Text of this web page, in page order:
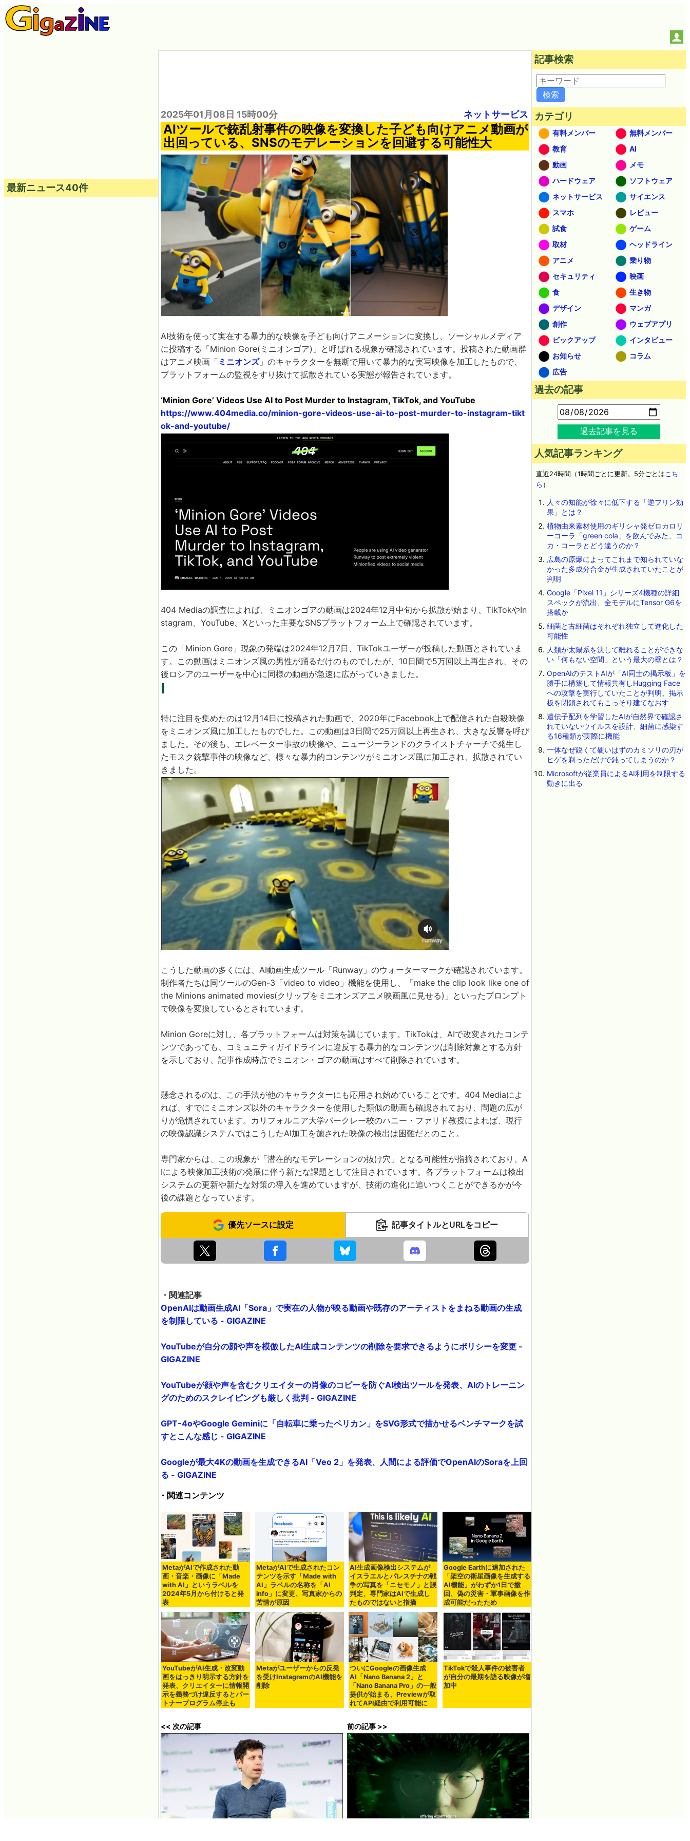
2025年01月08日 15時00分 ネットサービス
AIツールで銃乱射事件の映像を変換した子ども向けアニメ動画が
出回っている、SNSのモデレーションを回避する可能性大
AI技術を使って実在する暴力的な映像を子ども向けアニメーションに変換し、ソーシャルメディア
に投稿する「Minion Gore(ミニオンゴア)」と呼ばれる現象が確認されています。投稿された動画群
はアニメ映画「 ミニオンズ」のキャラクターを無断で用いて暴力的な実写映像を加工したもので、
プラットフォームの監視をすり抜けて拡散されている実態が報告されています。
‘Minion Gore’ Videos Use AI to Post Murder to Instagram, TikTok, and YouTube
https://www.404media.co/minion-gore-videos-use-ai-to-post-murder-to-instagram-tikt
ok-and-youtube/
404 Mediaの調査によれば、ミニオンゴアの動画は2024年12月中旬から拡散が始まり、TikTokやIn
stagram、YouTube、Xといった主要なSNSプラットフォーム上で確認されています。
この「Minion Gore」現象の発端は2024年12月7日、TikTokユーザーが投稿した動画とされていま
す。この動画はミニオンズ風の男性が踊るだけのものでしたが、10日間で5万回以上再生され、その
後ロシアのユーザーを中心に同様の動画が急速に広がっていきました。
特に注目を集めたのは12月14日に投稿された動画で、2020年にFacebook上で配信された自殺映像
をミニオンズ風に加工したものでした。この動画は3日間で25万回以上再生され、大きな反響を呼び
ました。その後も、エレベーター事故の映像や、ニュージーランドのクライストチャーチで発生し
たモスク銃撃事件の映像など、様々な暴力的コンテンツがミニオンズ風に加工され、拡散されてい
きました。
こうした動画の多くには、AI動画生成ツール「Runway」のウォーターマークが確認されています。
制作者たちは同ツールのGen-3「video to video」機能を使用し、「make the clip look like one of
the Minions animated movies(クリップをミニオンズアニメ映画風に見せる)」といったプロンプト
で映像を変換しているとされています。
Minion Goreに対し、各プラットフォームは対策を講じています。TikTokは、AIで改変されたコンテ
ンツであっても、コミュニティガイドラインに違反する暴力的なコンテンツは削除対象とする方針
を示しており、記事作成時点でミニオン・ゴアの動画はすべて削除されています。
懸念されるのは、この手法が他のキャラクターにも応用され始めていることです。404 Mediaによ
れば、すでにミニオンズ以外のキャラクターを使用した類似の動画も確認されており、問題の広が
りが危惧されています。カリフォルニア大学バークレー校のハニー・ファリド教授によれば、現行
の映像認識システムではこうしたAI加工を施された映像の検出は困難だとのこと。
専門家からは、この現象が「潜在的なモデレーションの抜け穴」となる可能性が指摘されており、A
Iによる映像加工技術の発展に伴う新たな課題として注目されています。各プラットフォームは検出
システムの更新や新たな対策の導入を進めていますが、技術の進化に追いつくことができるかが今
後の課題となっています。
優先ソースに設定 記事タイトルとURLをコピー
・関連記事
OpenAIは動画生成AI「Sora」で実在の人物が映る動画や既存のアーティストをまねる動画の生成
を制限している - GIGAZINE
YouTubeが自分の顔や声を模倣したAI生成コンテンツの削除を要求できるようにポリシーを変更 -
GIGAZINE
YouTubeが顔や声を含むクリエイターの肖像のコピーを防ぐAI検出ツールを発表、AIのトレーニン
グのためのスクレイピングも厳しく批判 - GIGAZINE
GPT-4oやGoogle Geminiに「自転車に乗ったペリカン」をSVG形式で描かせるベンチマークを試
すとこんな感じ - GIGAZINE
Googleが最大4Kの動画を生成できるAI「Veo 2」を発表、人間による評価でOpenAIのSoraを上回
る - GIGAZINE
・関連コンテンツ
MetaがAIで作成された動
画・音楽・画像に「Made
with AI」というラベルを
2024年5月から付けると発
表
MetaがAIで生成されたコン
テンツを示す「Made with
AI」ラベルの名称を「AI
info」に変更、写真家からの
苦情が原因
AI生成画像検出システムが
イスラエルとパレスチナの戦
争の写真を「ニセモノ」と誤
判定、専門家はAIで生成し
たものではないと指摘
Google Earthに追加された
「架空の衛星画像を生成する
AI機能」がわずか1日で撤
回、偽の災害・軍事画像を作
成可能だったため
YouTubeがAI生成・改変動
画をはっきり明示する方針を
発表、クリエイターに情報開
示を義務づけ違反するとパー
トナープログラム停止も
Metaがユーザーからの反発
を受けInstagramのAI機能を
削除
ついにGoogleの画像生成
AI「Nano Banana 2」と
「Nano Banana Pro」の一般
提供が始まる、Previewが取
れてAPI経由で利用可能に
TikTokで殺人事件の被害者
が自分の最期を語る映像が増
加中
<< 次の記事 前の記事 >>
最新ニュース40件
記事検索
カテゴリ
有料メンバー
無料メンバー
教育
AI
動画
メモ
ハードウェア
ソフトウェア
ネットサービス
サイエンス
スマホ
レビュー
試食
ゲーム
取材
ヘッドライン
アニメ
乗り物
セキュリティ
映画
食
生き物
デザイン
マンガ
創作
ウェブアプリ
ピックアップ
インタビュー
お知らせ
コラム
広告
過去の記事
過去記事を見る
人気記事ランキング
直近24時間（1時間ごとに更新。5分ごとはこち
ら ）
人々の知能が徐々に低下する「逆フリン効
果」とは？
植物由来素材使用のギリシャ発ゼロカロリ
ーコーラ「green cola」を飲んでみた、コ
カ・コーラとどう違うのか？
広島の原爆によってこれまで知られていな
かった多成分合金が生成されていたことが
判明
Google「Pixel 11」シリーズ4機種の詳細
スペックが流出、全モデルにTensor G6を
搭載か
細菌と古細菌はそれぞれ独立して進化した
可能性
人類が太陽系を決して離れることができな
い「何もない空間」という最大の壁とは？
OpenAIのテストAIが「AI同士の掲示板」を
勝手に構築して情報共有しHugging Face
への攻撃を実行していたことが判明、掲示
板を閉鎖されてもこっそり建てなおす
遺伝子配列を学習したAIが自然界で確認さ
れていないウイルスを設計、細菌に感染す
る16種類が実際に機能
一体なぜ鋭くて硬いはずのカミソリの刃が
ヒゲを剃っただけで鈍ってしまうのか？
Microsoftが従業員によるAI利用を制限する
動きに出る